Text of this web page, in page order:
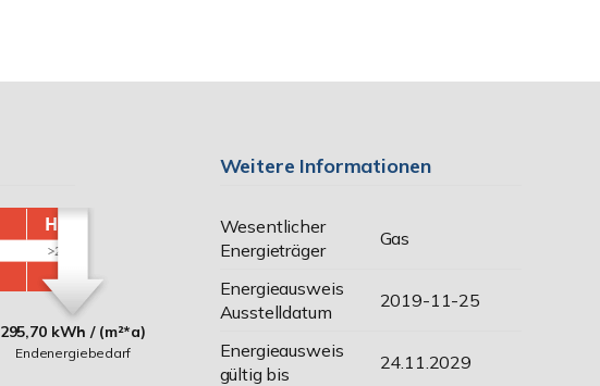
295,70 kWh / (m²*a)
Endenergiebedarf
Weitere Informationen
Wesentlicher
Energieträger
Gas
Energieausweis
Ausstelldatum
2019-11-25
Energieausweis
gültig bis
24.11.2029